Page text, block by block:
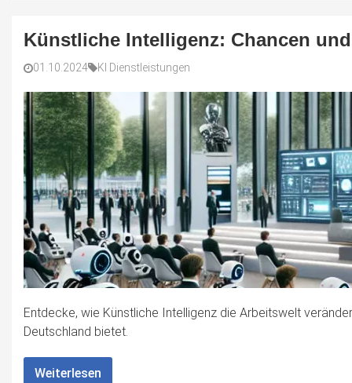
Künstliche Intelligenz: Chancen
01.10.2024 KI Dienstleistungen
Entdecke, wie Künstliche Intelligenz die Arbeitswelt
Deutschland bietet.
Weiterlesen